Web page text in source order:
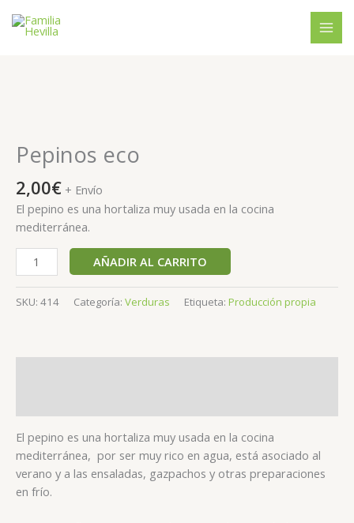
Pepinos eco
2,00€ + Envío
El pepino es una hortaliza muy usada en la cocina
mediterránea.
cantidad
AÑADIR AL CARRITO
SKU: 414 Categoría: Verduras Etiqueta: Producción propia
El pepino es una hortaliza muy usada en la cocina
mediterránea, por ser muy rico en agua, está asociado al
verano y a las ensaladas, gazpachos y otras preparaciones
en frío.